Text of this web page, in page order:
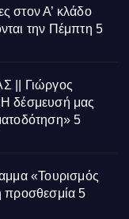
στον Α’ κλάδο
την Πέμπτη 5
|| Γιώργος
δέσμευσή μας
5
«Τουρισμός
προσθεσμία 5